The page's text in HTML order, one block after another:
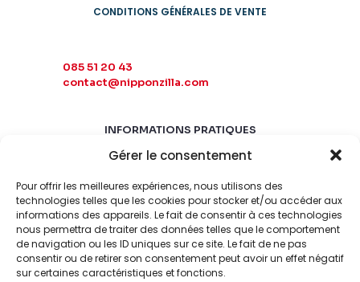
Gérer le consentement
Pour offrir les meilleures expériences, nous utilisons des
technologies telles que les cookies pour stocker et/ou accéder aux
informations des appareils. Le fait de consentir à ces technologies
nous permettra de traiter des données telles que le comportement
de navigation ou les ID uniques sur ce site. Le fait de ne pas
consentir ou de retirer son consentement peut avoir un effet négatif
sur certaines caractéristiques et fonctions.
CONDITIONS GÉNÉRALES DE VENTE
085 51 20 43
contact@nipponzilla.com
INFORMATIONS PRATIQUES
MARDI-SAMEDI
LUNDI-DIMANCHE
FERMÉ